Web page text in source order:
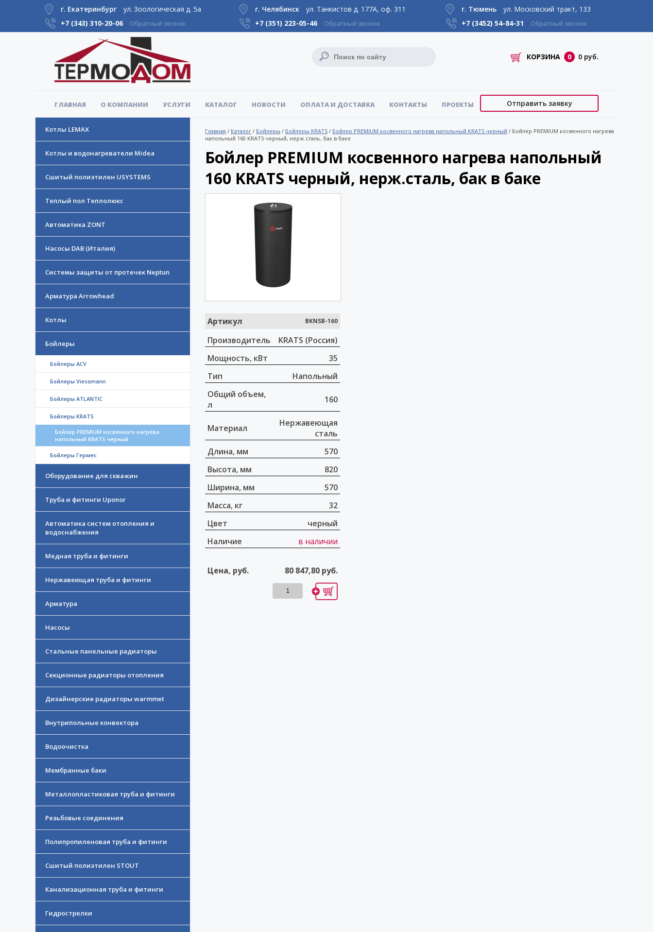
г. Екатеринбург
ул. Зоологическая д. 5а
+7 (343) 310-20-06 Обратный звонок
г. Челябинск
ул. Танкистов д. 177А, оф. 311
+7 (351) 223-05-46 Обратный звонок
г. Тюмень
ул. Московский тракт, 133
+7 (3452) 54-84-31 Обратный звонок
КОРЗИНА 0 0 руб.
Отправить заявку
ГЛАВНАЯ О КОМПАНИИ УСЛУГИ КАТАЛОГ НОВОСТИ ОПЛАТА И ДОСТАВКА КОНТАКТЫ ПРОЕКТЫ
Котлы LEMAX
Котлы и водонагреватели Midea
Сшитый полиэтилен USYSTEMS
Теплый пол Теплолюкс
Автоматика ZONT
Насосы DAB (Италия)
Системы защиты от протечек Neptun
Арматура Arrowhead
Котлы
Бойлеры
Бойлеры ACV
Бойлеры Viessmann
Бойлеры ATLANTIC
Бойлеры KRATS
Бойлер PREMIUM косвенного нагрева
напольный KRATS черный
Бойлеры Гермес
Оборудование для скважин
Труба и фитинги Uponor
Автоматика систем отопления и
водоснабжения
Медная труба и фитинги
Нержавеющая труба и фитинги
Арматура
Насосы
Стальные панельные радиаторы
Секционные радиаторы отопления
Дизайнерские радиаторы warmmet
Внутрипольные конвектора
Водоочистка
Мембранные баки
Металлопластиковая труба и фитинги
Резьбовые соединения
Полипропиленовая труба и фитинги
Сшитый полиэтилен STOUT
Канализационная труба и фитинги
Гидрострелки
Главная / Каталог / Бойлеры / Бойлеры KRATS / Бойлер PREMIUM косвенного нагрева напольный KRATS черный / Бойлер PREMIUM косвенного нагрева
напольный 160 KRATS черный, нерж.сталь, бак в баке
Бойлер PREMIUM косвенного нагрева напольный
160 KRATS черный, нерж.сталь, бак в баке
Артикул BKNSB-160
Производитель
KRATS (Россия)
Мощность, кВт
35
Тип
Напольный
Общий объем,
л
160
Материал
Нержавеющая
сталь
Длина, мм
570
Высота, мм
820
Ширина, мм
570
Масса, кг
32
Цвет
черный
Наличие
в наличии
Цена, руб. 80 847,80 руб.